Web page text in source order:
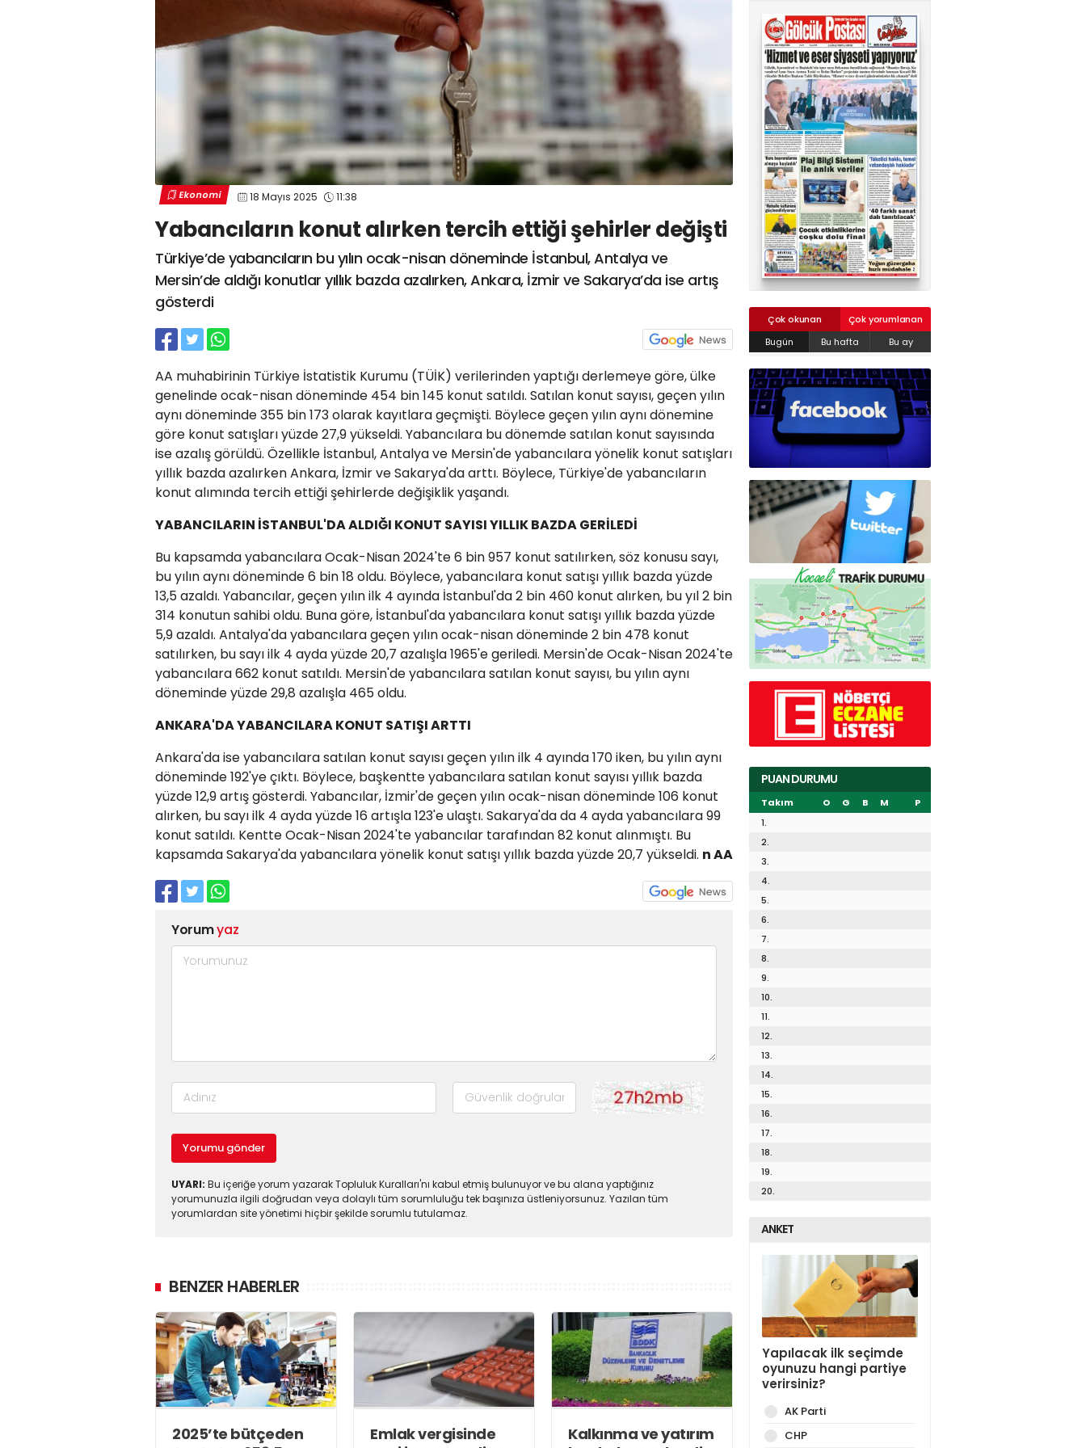
Ekonomi 18 Mayıs 2025 11:38
Yabancıların konut alırken tercih ettiği şehirler değişti
Türkiye’de yabancıların bu yılın ocak-nisan döneminde İstanbul, Antalya ve
Mersin’de aldığı konutlar yıllık bazda azalırken, Ankara, İzmir ve Sakarya’da ise artış
gösterdi
AA muhabirinin Türkiye İstatistik Kurumu (TÜİK) verilerinden yaptığı derlemeye göre, ülke
genelinde ocak-nisan döneminde 454 bin 145 konut satıldı. Satılan konut sayısı, geçen yılın
aynı döneminde 355 bin 173 olarak kayıtlara geçmişti. Böylece geçen yılın aynı dönemine
göre konut satışları yüzde 27,9 yükseldi. Yabancılara bu dönemde satılan konut sayısında
ise azalış görüldü. Özellikle İstanbul, Antalya ve Mersin'de yabancılara yönelik konut satışları
yıllık bazda azalırken Ankara, İzmir ve Sakarya'da arttı. Böylece, Türkiye'de yabancıların
konut alımında tercih ettiği şehirlerde değişiklik yaşandı.
YABANCILARIN İSTANBUL'DA ALDIĞI KONUT SAYISI YILLIK BAZDA GERİLEDİ
Bu kapsamda yabancılara Ocak-Nisan 2024'te 6 bin 957 konut satılırken, söz konusu sayı,
bu yılın aynı döneminde 6 bin 18 oldu. Böylece, yabancılara konut satışı yıllık bazda yüzde
13,5 azaldı. Yabancılar, geçen yılın ilk 4 ayında İstanbul'da 2 bin 460 konut alırken, bu yıl 2 bin
314 konutun sahibi oldu. Buna göre, İstanbul'da yabancılara konut satışı yıllık bazda yüzde
5,9 azaldı. Antalya'da yabancılara geçen yılın ocak-nisan döneminde 2 bin 478 konut
satılırken, bu sayı ilk 4 ayda yüzde 20,7 azalışla 1965'e geriledi. Mersin'de Ocak-Nisan 2024'te
yabancılara 662 konut satıldı. Mersin'de yabancılara satılan konut sayısı, bu yılın aynı
döneminde yüzde 29,8 azalışla 465 oldu.
ANKARA'DA YABANCILARA KONUT SATIŞI ARTTI
Ankara'da ise yabancılara satılan konut sayısı geçen yılın ilk 4 ayında 170 iken, bu yılın aynı
döneminde 192'ye çıktı. Böylece, başkentte yabancılara satılan konut sayısı yıllık bazda
yüzde 12,9 artış gösterdi. Yabancılar, İzmir'de geçen yılın ocak-nisan döneminde 106 konut
alırken, bu sayı ilk 4 ayda yüzde 16 artışla 123'e ulaştı. Sakarya'da da 4 ayda yabancılara 99
konut satıldı. Kentte Ocak-Nisan 2024'te yabancılar tarafından 82 konut alınmıştı. Bu
kapsamda Sakarya'da yabancılara yönelik konut satışı yıllık bazda yüzde 20,7 yükseldi. n AA
Yorumyaz
Yorumu gönder
UYARI: Bu içeriğe yorum yazarak Topluluk Kuralları'nı kabul etmiş bulunuyor ve bu alana yaptığınız
yorumunuzla ilgili doğrudan veya dolaylı tüm sorumluluğu tek başınıza üstleniyorsunuz. Yazılan tüm
yorumlardan site yönetimi hiçbir şekilde sorumlu tutulamaz.
BENZER HABERLER
2025’te bütçeden
Emlak vergisinde
Kalkınma ve yatırım
Çok okunan
Çok yorumlanan
Bugün
Bu hafta Bu ay
PUAN DURUMU
Takım O G B M
P
1.
2.
3.
4.
5.
6.
7.
8.
9.
10.
11.
12.
13.
14.
15.
16.
17.
18.
19.
20.
ANKET
Yapılacak ilk seçimde
oyunuzu hangi partiye
verirsiniz?
AK Parti
CHP
02624132333
haber@golcukpostasi.com